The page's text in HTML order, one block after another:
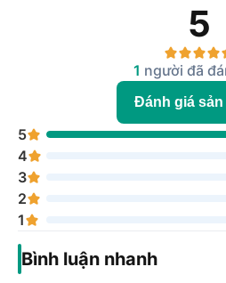
5
1 người đã
Đánh giá sản
5
4
3
2
1
Bình luận nhanh